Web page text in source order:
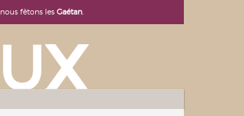
, nous fêtons lesGaétan